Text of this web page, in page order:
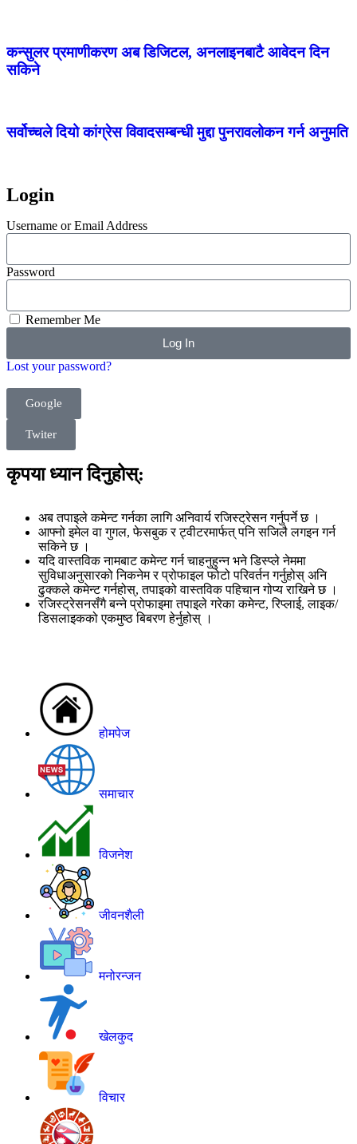
कन्सुलर प्रमाणीकरण अब डिजिटल, अनलाइनबाटै आवेदन दिन
सकिने
सर्वोच्चले दियो कांग्रेस विवादसम्बन्धी मुद्दा पुनरावलोकन गर्न अनुमति
Login
Username or Email Address
Password
Remember Me
Log In
Lost your password?
Google
Twiter
कृपया ध्यान दिनुहोस्:
अब तपाइले कमेन्ट गर्नका लागि अनिवार्य रजिस्ट्रेसन गर्नुपर्ने छ ।
आफ्नो इमेल वा गुगल, फेसबुक र ट्वीटरमार्फत् पनि सजिलै लगइन गर्न
सकिने छ ।
यदि वास्तविक नामबाट कमेन्ट गर्न चाहनुहुन्न भने डिस्प्ले नेममा
सुविधाअनुसारको निकनेम र प्रोफाइल फोटो परिवर्तन गर्नुहोस् अनि
ढुक्कले कमेन्ट गर्नहोस्, तपाइको वास्तविक पहिचान गोप्य राखिने छ ।
रजिस्ट्रेसनसँगै बन्ने प्रोफाइमा तपाइले गरेका कमेन्ट, रिप्लाई, लाइक/
डिसलाइकको एकमुष्ठ बिबरण हेर्नुहोस् ।
होमपेज
समाचार
विजनेश
जीवनशैली
मनोरन्जन
खेलकुद
विचार